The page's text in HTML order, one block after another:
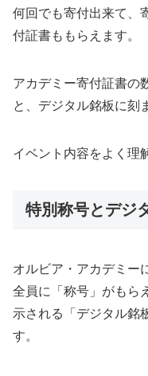
何回でも寄付出来て、
付証書ももらえます。
アカデミー寄付証書の
と、デジタル銘板に刻
イベント内容をよく理
特別称号とデジ
オルビア・アカデミー
全員に「称号」がもら
示される「デジタル銘
す。